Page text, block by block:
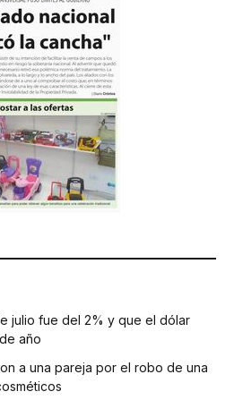
julio fue del 2% y que el dólar
año
a una pareja por el robo de una